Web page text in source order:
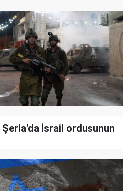
Şeria'da İsrail ordusunun